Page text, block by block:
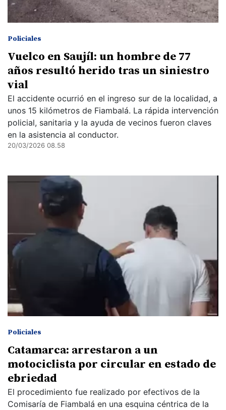
Policiales
Vuelco en Saujíl: un hombre de 77
años resultó herido tras un siniestro
vial
El accidente ocurrió en el ingreso sur de la localidad, a
unos 15 kilómetros de Fiambalá. La rápida intervención
policial, sanitaria y la ayuda de vecinos fueron claves
en la asistencia al conductor.
20/03/2026 08.58
Policiales
Catamarca: arrestaron a un
motociclista por circular en estado de
ebriedad
El procedimiento fue realizado por efectivos de la
Comisaría de Fiambalá en una esquina céntrica de la